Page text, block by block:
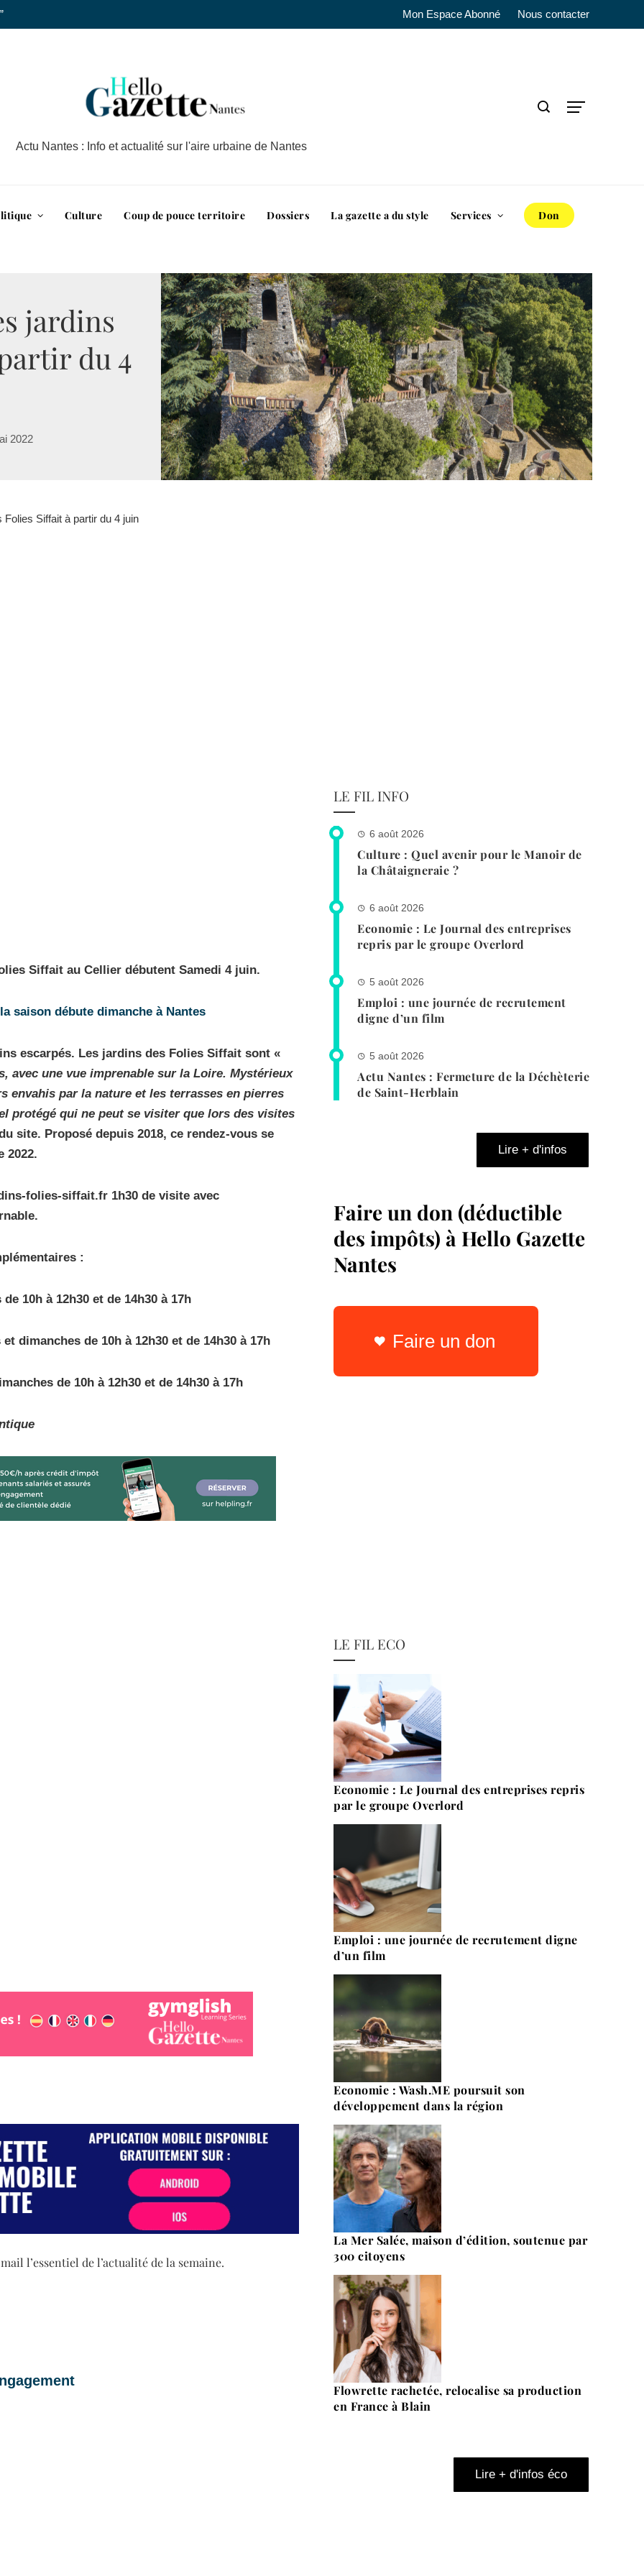
Mon Espace Abonné Nous contacter
Actu Nantes : Info et actualité sur l'aire urbaine de Nantes
Culture Coup de pouce territoire Dossiers La gazette a du style Services Don
jardins
du 4
2022
Siffait à partir du 4 juin
Siffait au Cellier débutent Samedi 4 juin.
saison débute dimanche à Nantes
escarpés. Les jardins des Folies Siffait sont «
avec une vue imprenable sur la Loire. Mystérieux
envahis par la nature et les terrasses en pierres
protégé qui ne peut se visiter que lors des visites
site. Proposé depuis 2018, ce rendez-vous se
2022.
folies-siffait.fr 1h30 de visite avec
:
10h à 12h30 et de 14h30 à 17h
dimanches de 10h à 12h30 et de 14h30 à 17h
de 10h à 12h30 et de 14h30 à 17h
l’essentiel de l’actualité de la semaine.
LE FIL INFO
6 août 2026
Culture : Quel avenir pour le Manoir de
la Châtaigneraie ?
6 août 2026
Economie : Le Journal des entreprises
repris par le groupe Overlord
5 août 2026
Emploi : une journée de recrutement
digne d’un film
5 août 2026
Actu Nantes : Fermeture de la Déchèterie
de Saint-Herblain
Lire + d'infos
Faire un don (déductible
des impôts) à Hello Gazette
Nantes
Faire un don
LE FIL ECO
Economie : Le Journal des entreprises repris
par le groupe Overlord
Emploi : une journée de recrutement digne
d’un film
Economie : Wash.ME poursuit son
développement dans la région
La Mer Salée, maison d’édition, soutenue par
300 citoyens
Flowrette rachetée, relocalise sa production
en France à Blain
Lire + d'infos éco